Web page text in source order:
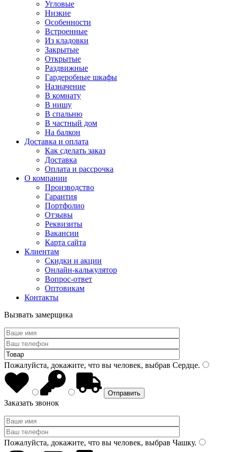
Угловые
Низкие
Особенности
Встроенные
Из кладовки
Закрытые
Открытые
Раздвижные
Гардеробные шкафы
Назначение
В комнату
В нишу
В спальню
В частный дом
На балкон
Доставка и оплата
Как сделать заказ
Доставка
Оплата и рассрочка
О компании
Производство
Гарантия
Портфолио
Отзывы
Реквизиты
Вакансии
Карта сайта
Клиентам
Скидки и акции
Онлайн-калькулятор
Вопрос-ответ
Оптовикам
Контакты
Вызвать замерщика
Пожалуйста, докажите, что вы человек, выбрав Сердце.
Заказать звонок
Пожалуйста, докажите, что вы человек, выбрав Чашку.